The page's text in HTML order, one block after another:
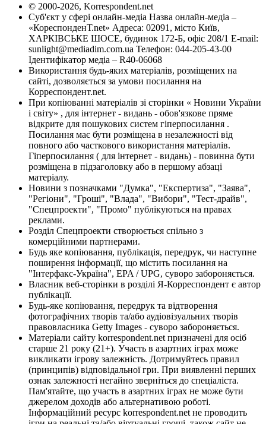
© 2000-2026, Korrespondent.net
Суб'єкт у сфері онлайн-медіа Назва онлайн-медіа –
«КореспонденТ.net» Адреса: 02091, місто Київ,
ХАРКІВСЬКЕ ШОСЕ, будинок 172-Б, офіс 208/1 E-mail:
sunlight@mediadim.com.ua Телефон: 044-205-43-00
Ідентифікатор медіа – R40-06068
Використання будь-яких матеріалів, розміщених на
сайті, дозволяється за умови посилання на
Корреспондент.net.
При копіюванні матеріалів зі сторінки « Новини України
і світу» , для інтернет - видань - обов'язкове пряме
відкрите для пошукових систем гіперпосилання .
Посилання має бути розміщена в незалежності від
повного або часткового використання матеріалів.
Гіперпосилання ( для інтернет - видань) - повинна бути
розміщена в підзаголовку або в першому абзаці
матеріалу.
Новини з позначками "Думка", "Експертиза", "Заява",
"Регіони", "Гроші", "Влада", "Вибори", "Тест-драйв",
"Спецпроекти", "Промо" публікуються на правах
реклами.
Розділ Спецпроекти створюється спільно з
комерційними партнерами.
Будь яке копіювання, публікація, передрук, чи наступне
поширення інформації, що містить посилання на
"Інтерфакс-Україна", EPA / UPG, суворо забороняється.
Власник веб-сторінки в розділі Я-Корреспондент є автор
публікації.
Будь-яке копіювання, передрук та відтворення
фотографічних творів та/або аудіовізуальних творів
правовласника Getty Images - суворо забороняється.
Матеріали сайту korrespondent.net призначені для осіб
старше 21 року (21+). Участь в азартних іграх може
викликати ігрову залежність. Дотримуйтесь правил
(принципів) відповідальної гри. При виявленні перших
ознак залежності негайно зверніться до спеціаліста.
Пам'ятайте, що участь в азартних іграх не може бути
джерелом доходів або альтернативою роботі.
Інформаційний ресурс korrespondent.net не проводить